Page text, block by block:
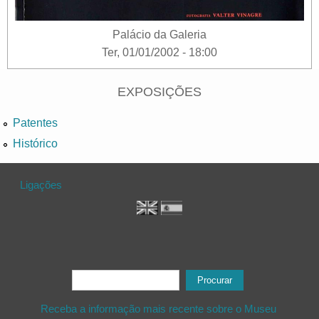
Palácio da Galeria
Ter, 01/01/2002 - 18:00
EXPOSIÇÕES
Patentes
Histórico
Ligações
Formulário de procura
Receba a informação mais recente sobre o Museu